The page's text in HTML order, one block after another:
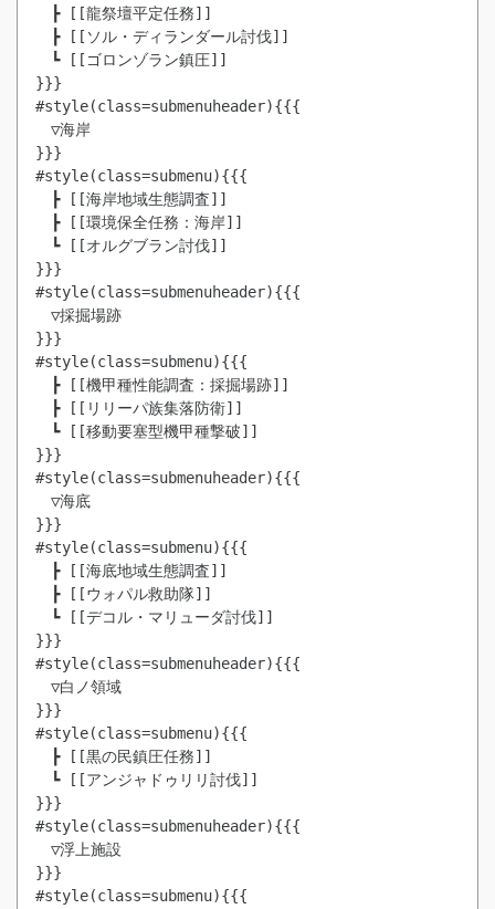
┣ [[龍祭壇平定任務]]
┣ [[ソル・ディランダール討伐]]
┗ [[ゴロンゾラン鎮圧]]
}}}
#style(class=submenuheader){{{
▽海岸
}}}
#style(class=submenu){{{
┣ [[海岸地域生態調査]]
┣ [[環境保全任務：海岸]]
┗ [[オルグブラン討伐]]
}}}
#style(class=submenuheader){{{
▽採掘場跡
}}}
#style(class=submenu){{{
┣ [[機甲種性能調査：採掘場跡]]
┣ [[リリーパ族集落防衛]]
┗ [[移動要塞型機甲種撃破]]
}}}
#style(class=submenuheader){{{
▽海底
}}}
#style(class=submenu){{{
┣ [[海底地域生態調査]]
┣ [[ウォパル救助隊]]
┗ [[デコル・マリューダ討伐]]
}}}
#style(class=submenuheader){{{
▽白ノ領域
}}}
#style(class=submenu){{{
┣ [[黒の民鎮圧任務]]
┗ [[アンジャドゥリリ討伐]]
}}}
#style(class=submenuheader){{{
▽浮上施設
}}}
#style(class=submenu){{{